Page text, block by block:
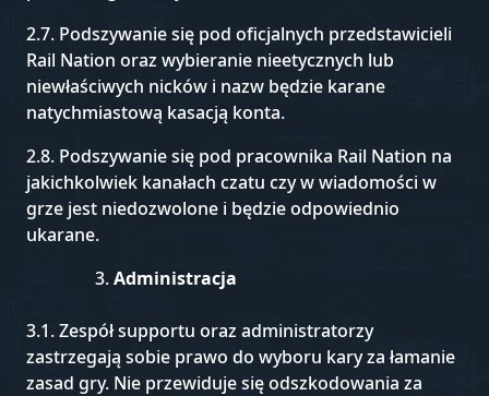
2.7. Podszywanie się pod oficjalnych przedstawicieli
Rail Nation oraz wybieranie nieetycznych lub
niewłaściwych nicków i nazw będzie karane
natychmiastową kasacją konta.
2.8. Podszywanie się pod pracownika Rail Nation na
jakichkolwiek kanałach czatu czy w wiadomości w
grze jest niedozwolone i będzie odpowiednio
ukarane.
Administracja
3.1. Zespół supportu oraz administratorzy
zastrzegają sobie prawo do wyboru kary za łamanie
zasad gry. Nie przewiduje się odszkodowania za